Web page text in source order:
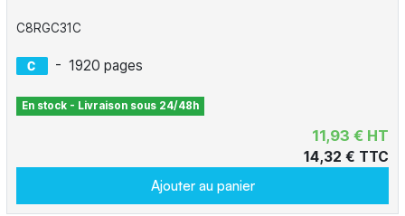
C8RGC31C
- 1920 pages
En stock - Livraison sous 24/48h
11,93 € HT
14,32 € TTC
Ajouter au panier